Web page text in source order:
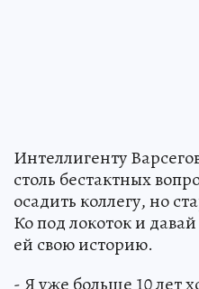
Интеллигенту
столь бестактных
осадить коллегу, но
Ко под локоток и
ей свою историю.
- Я уже больше 10 лет